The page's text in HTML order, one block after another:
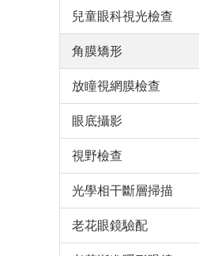
兒童眼科視光檢查
角膜矯形
放瞳視網膜檢查
眼底攝影
視野檢查
光學相干斷層掃描
老花眼鏡驗配